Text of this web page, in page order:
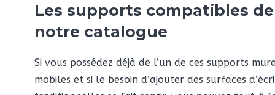
Les supports compatibles de
notre catalogue
Si vous possédez déjà de l’un de ces supports
mobiles et si le besoin d’ajouter des surfaces